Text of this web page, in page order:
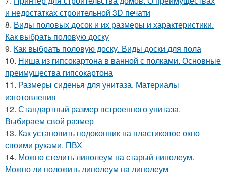
и недостатках строительной 3D печати
8. Виды половых досок и их размеры и характеристики.
Как выбрать половую доску
9. Как выбрать половую доску. Виды доски для пола
10. Ниша из гипсокартона в ванной с полками. Основные
преимущества гипсокартона
11. Размеры сиденья для унитаза. Материалы
изготовления
12. Стандартный размер встроенного унитаза.
Выбираем свой размер
13. Как установить подоконник на пластиковое окно
своими руками. ПВХ
14. Можно стелить линолеум на старый линолеум.
Можно ли положить линолеум на линолеум